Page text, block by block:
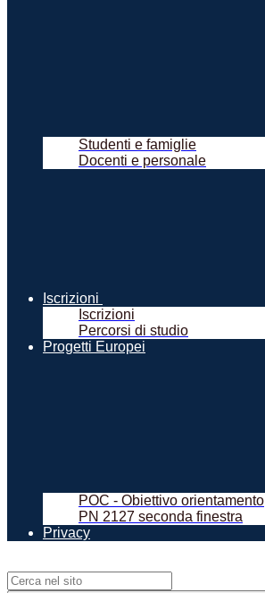
Studenti e famiglie
Docenti e personale
Iscrizioni
Iscrizioni
Percorsi di studio
Progetti Europei
POC - Obiettivo orientamento
PN 2127 seconda finestra
Privacy